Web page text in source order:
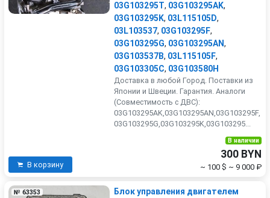
03G103295T, 03G103295AK,
03G103295K, 03L115105D,
03L103537, 03G103295F,
03G103295G, 03G103295AN,
03G103537B, 03L115105F,
03G103305C, 03G103580H
Доставка в любой Город. Поставки из
Японии и Швеции. Гарантия. Аналоги
(Совместимость с ДВС):
03G103295AK,03G103295AN,03G103295F,
03G103295G,03G103295K,03G103295...
В корзину
В наличии
300 BYN
~ 100 $ ~ 9 000 ₽
№ 63353
Блок управления двигателем